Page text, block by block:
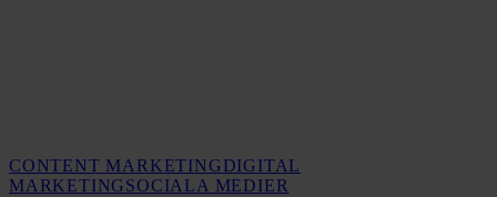
CONTENT MARKETINGDIGITAL
MARKETINGSOCIALA MEDIER